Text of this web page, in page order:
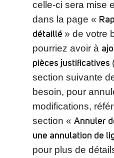
celle-ci sera mise
dans la page «
détaillé » de votre
pourriez avoir à
pièces justificatives
section suivante
besoin, pour
modifications,
section « Annuler
une annulation de
pour plus de